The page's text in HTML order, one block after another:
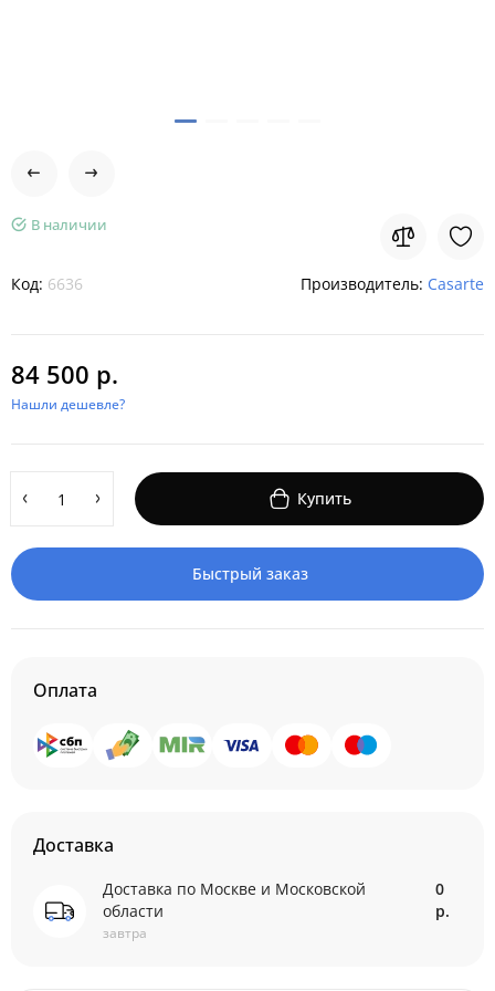
В наличии
Код: 6636 Производитель: Casarte
84 500 р.
Нашли дешевле?
Купить
Быстрый заказ
Оплата
Доставка
Доставка по Москве и Московской
области
завтра
0
р.